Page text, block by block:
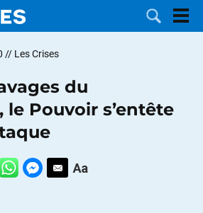
// Les Crises
du
le Pouvoir s’entête